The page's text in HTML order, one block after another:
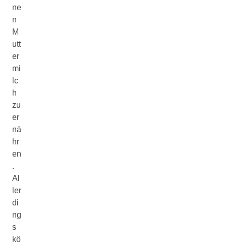
ne
n
M
utt
er
mi
lc
h
zu
er
nä
hr
en
.
Al
ler
di
ng
s
kö